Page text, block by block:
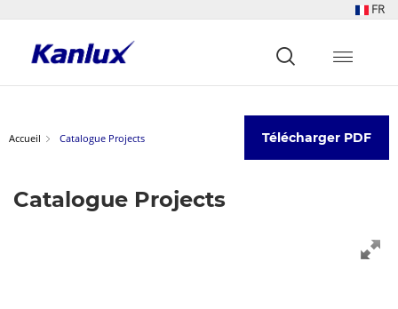
FR
główna
Accueil Catalogue Projects Télécharger PDF
Catalogue Projects